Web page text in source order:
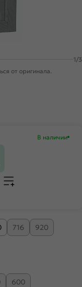
1/3
от оригинала.
В наличии
716
920
600